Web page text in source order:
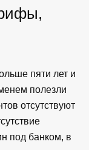
пяти лет и
полезли
отсутствуют
под банком, в